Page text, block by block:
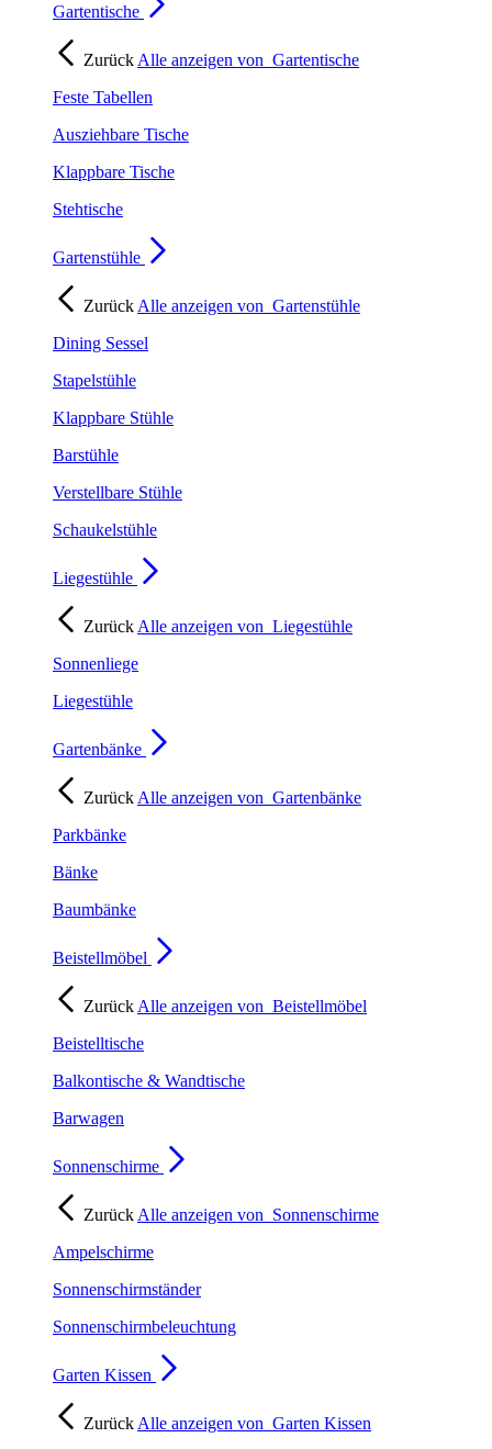
Gartentische
Zurück Alle anzeigen von Gartentische
Feste Tabellen
Ausziehbare Tische
Klappbare Tische
Stehtische
Gartenstühle
Zurück Alle anzeigen von Gartenstühle
Dining Sessel
Stapelstühle
Klappbare Stühle
Barstühle
Verstellbare Stühle
Schaukelstühle
Liegestühle
Zurück Alle anzeigen von Liegestühle
Sonnenliege
Liegestühle
Gartenbänke
Zurück Alle anzeigen von Gartenbänke
Parkbänke
Bänke
Baumbänke
Beistellmöbel
Zurück Alle anzeigen von Beistellmöbel
Beistelltische
Balkontische & Wandtische
Barwagen
Sonnenschirme
Zurück Alle anzeigen von Sonnenschirme
Ampelschirme
Sonnenschirmständer
Sonnenschirmbeleuchtung
Garten Kissen
Zurück Alle anzeigen von Garten Kissen